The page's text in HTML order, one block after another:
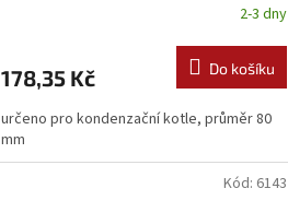
2-3 dny
178,35 Kč Do košíku
určeno pro kondenzační kotle, průměr 80
mm
Kód: 6143